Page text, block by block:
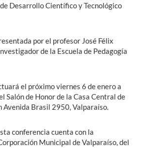
Desarrollo Científico y Tecnológico
por el profesor José Félix
de la Escuela de Pedagogía
el próximo viernes 6 de enero a
Salón de Honor de la Casa Central de
Avenida Brasil 2950, Valparaíso.
conferencia cuenta con la
Municipal de Valparaíso, del